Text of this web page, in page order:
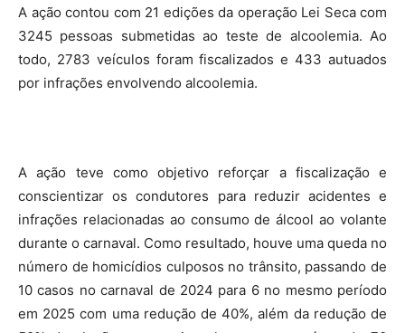
A ação contou com 21 edições da operação Lei Seca com
3245 pessoas submetidas ao teste de alcoolemia. Ao
todo, 2783 veículos foram fiscalizados e 433 autuados
por infrações envolvendo alcoolemia.
A ação teve como objetivo reforçar a fiscalização e
conscientizar os condutores para reduzir acidentes e
infrações relacionadas ao consumo de álcool ao volante
durante o carnaval. Como resultado, houve uma queda no
número de homicídios culposos no trânsito, passando de
10 casos no carnaval de 2024 para 6 no mesmo período
em 2025 com uma redução de 40%, além da redução de